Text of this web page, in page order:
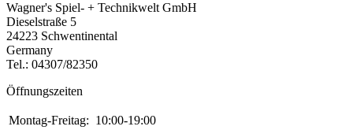
Wagner's Spiel- + Technikwelt GmbH
Dieselstraße 5
24223 Schwentinental
Germany
Tel.: 04307/82350
Öffnungszeiten
Montag-Freitag: 10:00-19:00